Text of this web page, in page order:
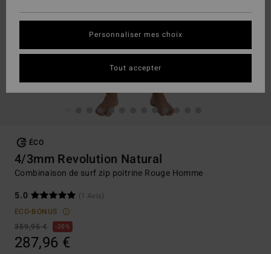
ÉCO
4/3mm Revolution Natural
Combinaison de surf zip poitrine Rouge Homme
5.0
(1 Avis)
ECO-BONUS
359,95 €
20%
287,96 €
Personnaliser mes choix
Tout accepter